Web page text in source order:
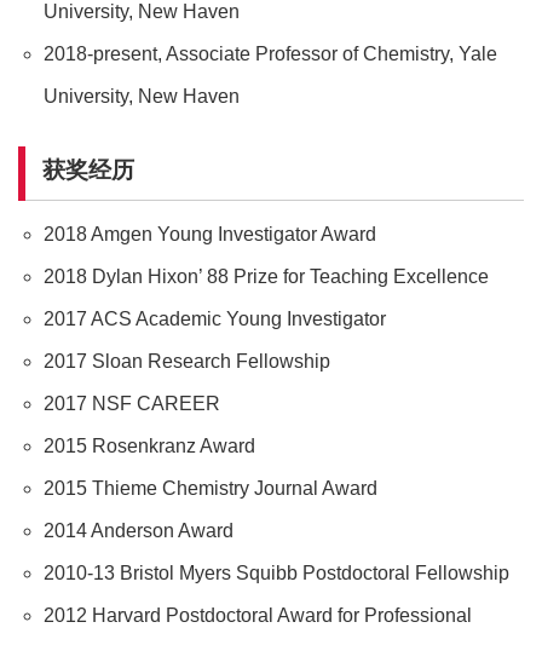
University, New Haven
2018-present, Associate Professor of Chemistry, Yale
University, New Haven
获奖经历
2018 Amgen Young Investigator Award
2018 Dylan Hixon’ 88 Prize for Teaching Excellence
2017 ACS Academic Young Investigator
2017 Sloan Research Fellowship
2017 NSF CAREER
2015 Rosenkranz Award
2015 Thieme Chemistry Journal Award
2014 Anderson Award
2010-13 Bristol Myers Squibb Postdoctoral Fellowship
2012 Harvard Postdoctoral Award for Professional